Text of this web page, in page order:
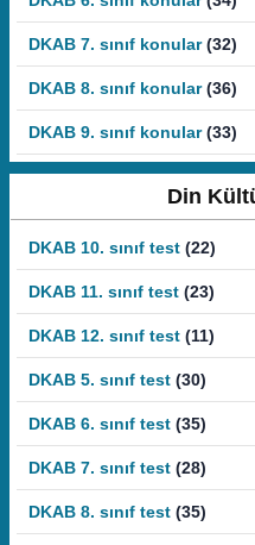
DKAB 7. sınıf konular (32)
DKAB 8. sınıf konular (36)
DKAB 9. sınıf konular (33)
Din
DKAB 10. sınıf test (22)
DKAB 11. sınıf test (23)
DKAB 12. sınıf test (11)
DKAB 5. sınıf test (30)
DKAB 6. sınıf test (35)
DKAB 7. sınıf test (28)
DKAB 8. sınıf test (35)